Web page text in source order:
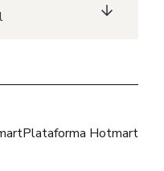
Plataforma Hotmart